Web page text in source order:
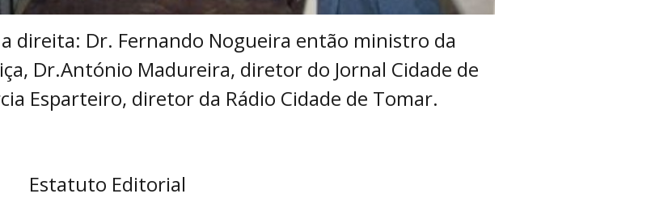
direita: Dr. Fernando Nogueira então ministro da
Dr.António Madureira, diretor do Jornal Cidade de
Esparteiro, diretor da Rádio Cidade de Tomar.
Estatuto Editorial